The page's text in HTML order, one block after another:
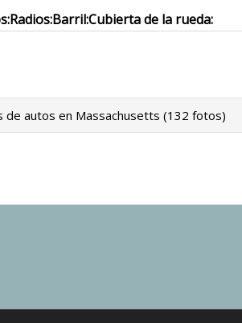
Radios:Barril:Cubierta de la rueda:
de autos en Massachusetts (132 fotos)